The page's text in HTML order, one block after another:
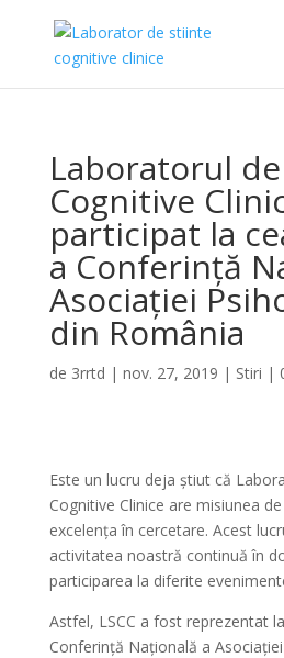
Laboratorul
Cognitive
participat la
a Conferință
Asociației
din România
de 3rrtd | nov. 27, 2019 | Stiri |
Este un lucru deja știut că
Cognitive Clinice are misiunea
excelența în cercetare. Acest
activitatea noastră continuă în
participarea la diferite
Astfel, LSCC a fost reprezentat
Conferință Națională a